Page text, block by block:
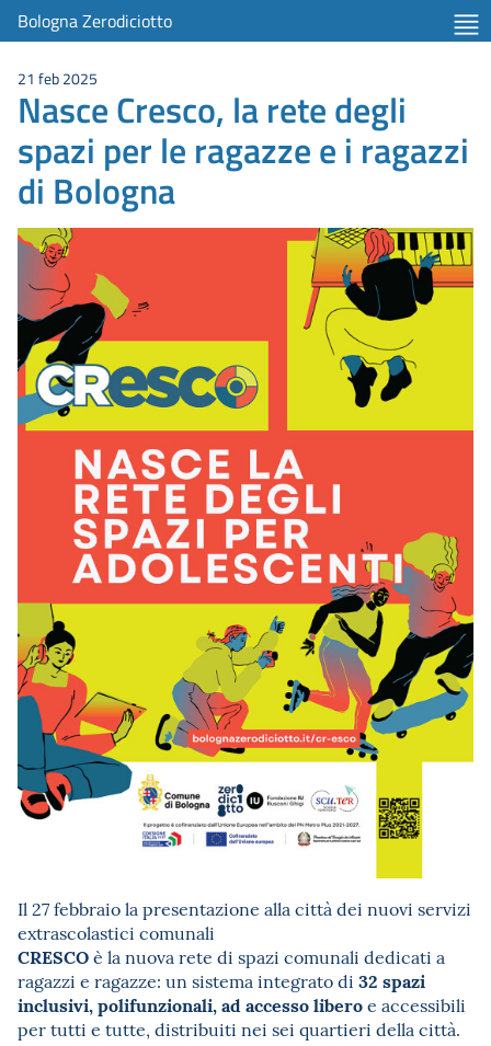
item 1 of 4
Bologna Zerodiciotto
21 feb 2025
Nasce Cresco, la rete degli
spazi per le ragazze e i ragazzi
di Bologna
Il 27 febbraio la presentazione alla città dei nuovi servizi
extrascolastici comunali
CRESCOè la nuova rete di spazi comunali dedicati a
ragazzi e ragazze: un sistema integrato di 32 spazi
inclusivi, polifunzionali, ad accesso liberoe accessibili
per tutti e tutte, distribuiti nei sei quartieri della città.